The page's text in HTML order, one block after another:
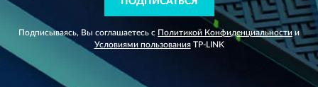
Подписываясь, Вы соглашаетесь с Политикой Конфиденциальности и
Условиями пользованияTP-LINK